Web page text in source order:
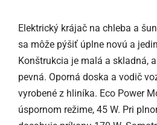
Elektrický krájač na chleba a
sa môže pýšiť úplne novú a
Konštrukcia je malá a skladná,
pevná. Oporná doska a vodič
vyrobené z hliníka. Eco Power
úspornom režime, 45 W. Pri